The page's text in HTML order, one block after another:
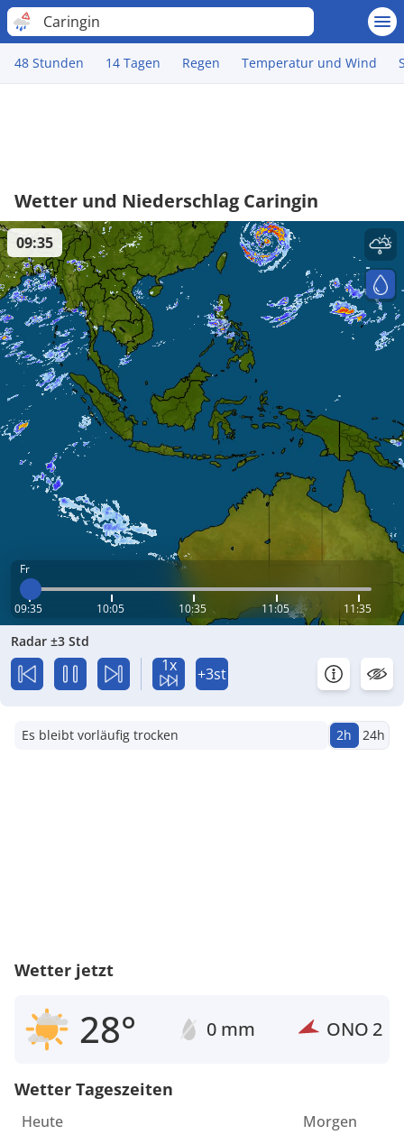
Caringin
48 Stunden 14 Tagen Regen Temperatur und Wind
Wetter und Niederschlag Caringin
Fr
09:35 10:05 10:35 11:05 11:35
09:35
Radar ±3 Std
1x +3st
Es bleibt vorläufig trocken 2h 24h
Wetter jetzt
28° 0 mm ONO 2
Wetter Tageszeiten
Heute
Morgen